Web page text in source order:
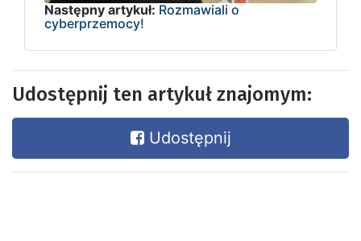
Następny artykuł: Rozmawiali o
cyberprzemocy!
Udostępnij ten artykuł znajomym:
Udostępnij